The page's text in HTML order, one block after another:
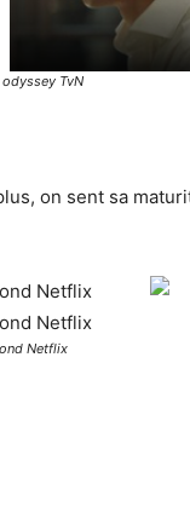
TvN
on sent sa
Netflix